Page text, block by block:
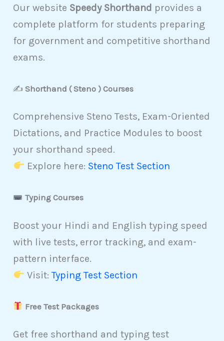
Our website Speedy Shorthand provides a
complete platform for students preparing
for government and competitive shorthand
exams.
✍️Shorthand ( Steno ) Courses
Comprehensive Steno Tests, Exam-Oriented
Dictations, and Practice Modules to boost
your shorthand speed.
Explore here: Steno Test Section
Typing Courses
Boost your Hindi and English typing speed
with live tests, error tracking, and exam-
pattern interface.
Visit: Typing Test Section
Free Test Packages
Get free shorthand and typing test